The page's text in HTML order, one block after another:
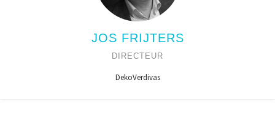
JOS FRIJTERS
DIRECTEUR
DekoVerdivas